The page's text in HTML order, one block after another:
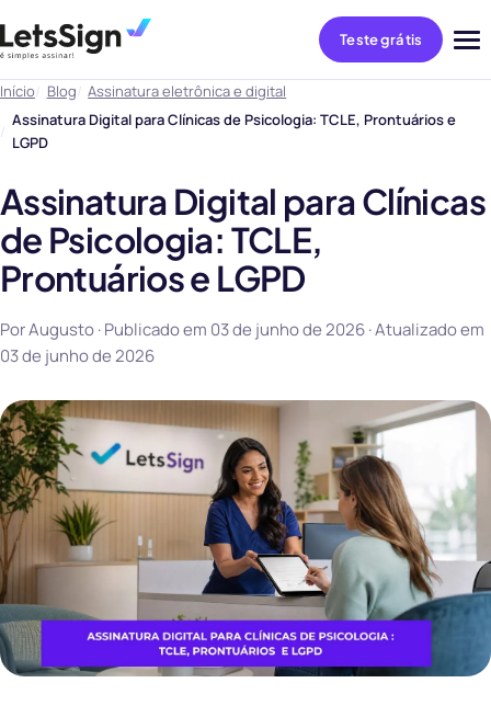
Teste grátis
Início Blog
Assinatura eletrônica e digital
Assinatura Digital para Clínicas de Psicologia: TCLE, Prontuários e
LGPD
Assinatura Digital para Clínicas
de Psicologia: TCLE,
Prontuários e LGPD
Por Augusto · Publicado em 03 de junho de 2026· Atualizado em
03 de junho de 2026